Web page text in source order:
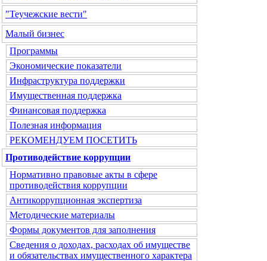
"Теучежские вести"
Малый бизнес
Программы
Экономические показатели
Инфраструктура поддержки
Имущественная поддержка
Финансовая поддержка
Полезная информация
РЕКОМЕНДУЕМ ПОСЕТИТЬ
Противодействие коррупции
Нормативно правовые акты в сфере
противодействия коррупции
Антикоррупционная экспертиза
Методические материалы
Формы документов для заполнения
Сведения о доходах, расходах об имуществе
и обязательствах имущественного характера